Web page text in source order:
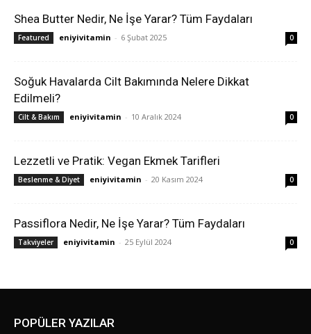
Shea Butter Nedir, Ne İşe Yarar? Tüm Faydaları
Featured eniyivitamin - 6 Şubat 2025 0
Soğuk Havalarda Cilt Bakımında Nelere Dikkat
Edilmeli?
Cilt & Bakım eniyivitamin - 10 Aralık 2024 0
Lezzetli ve Pratik: Vegan Ekmek Tarifleri
Beslenme & Diyet eniyivitamin - 20 Kasım 2024 0
Passiflora Nedir, Ne İşe Yarar? Tüm Faydaları
Takviyeler eniyivitamin - 25 Eylül 2024 0
POPÜLER YAZILAR